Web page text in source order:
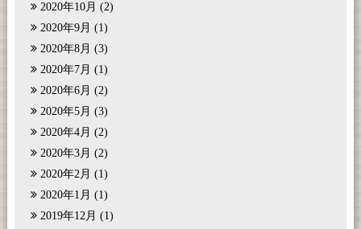
2020年10月 (2)
2020年9月 (1)
2020年8月 (3)
2020年7月 (1)
2020年6月 (2)
2020年5月 (3)
2020年4月 (2)
2020年3月 (2)
2020年2月 (1)
2020年1月 (1)
2019年12月 (1)